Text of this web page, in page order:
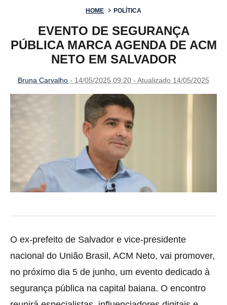
HOME POLÍTICA
EVENTO DE SEGURANÇA
PÚBLICA MARCA AGENDA DE ACM
NETO EM SALVADOR
Bruna Carvalho - 14/05/2025 09:20 - Atualizado 14/05/2025
O ex-prefeito de Salvador e vice-presidente
nacional do União Brasil, ACM Neto, vai promover,
no próximo dia 5 de junho, um evento dedicado à
segurança pública na capital baiana. O encontro